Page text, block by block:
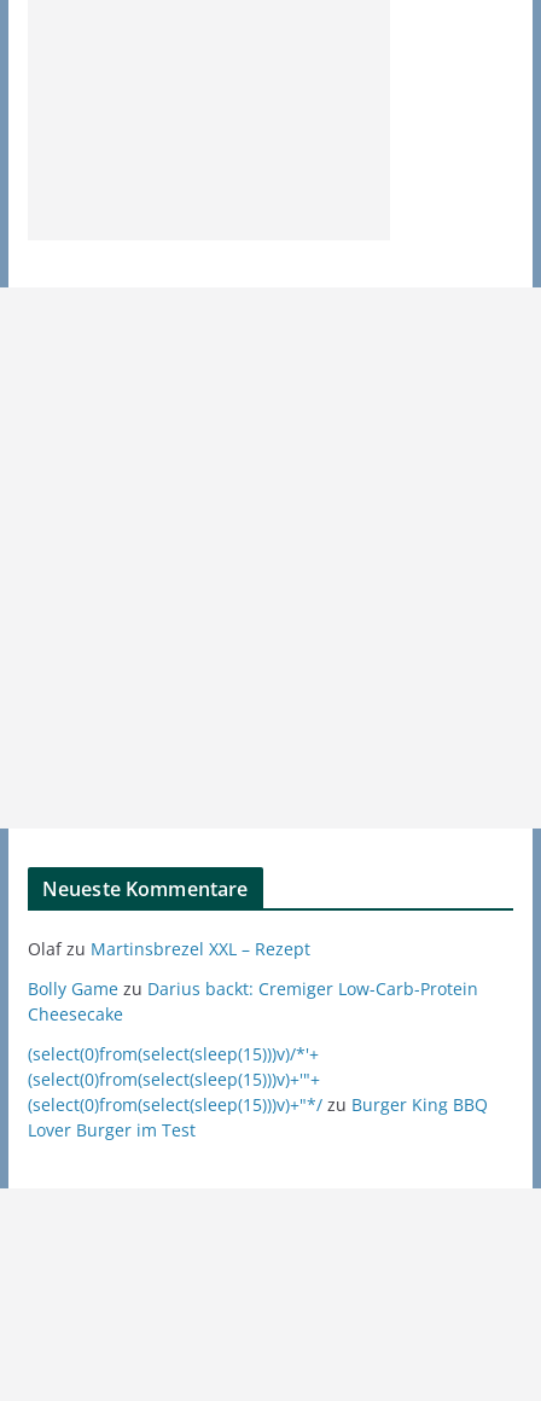
Neueste Kommentare
Olafzu Martinsbrezel XXL – Rezept
Bolly Gamezu Darius backt: Cremiger Low-Carb-Protein
Cheesecake
(select(0)from(select(sleep(15)))v)/*'+
(select(0)from(select(sleep(15)))v)+'"+
(select(0)from(select(sleep(15)))v)+"*/zu Burger King BBQ
Lover Burger im Test